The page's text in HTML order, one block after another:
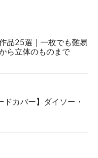
品25選｜一枚でも難易
ら立体のものまで
ドカバー】ダイソー・